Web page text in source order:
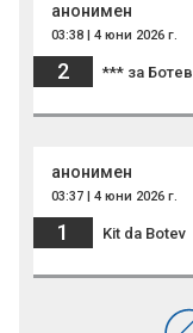
анонимен
03:38 | 4 юни 2026 г.
2 *** за Ботев
анонимен
03:37 | 4 юни 2026 г.
1 Kit da Botev